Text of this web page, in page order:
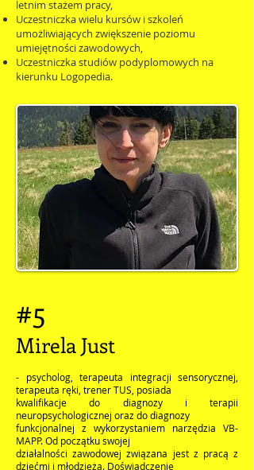
letnim stażem pracy,
Uczestniczka wielu kursów i szkoleń
umożliwiających zwiększenie poziomu
umiejętności zawodowych,
Uczestniczka studiów podyplomowych na
kierunku Logopedia.
#5
Mirela Just
- psycholog, terapeuta integracji sensorycznej,
terapeuta ręki, trener TUS, posiada
kwalifikacje do diagnozy i terapii
neuropsychologicznej oraz do diagnozy
funkcjonalnej z wykorzystaniem narzędzia VB-
MAPP. Od początku swojej
działalności zawodowej związana jest z pracą z
dziećmi i młodzieżą. Doświadczenie